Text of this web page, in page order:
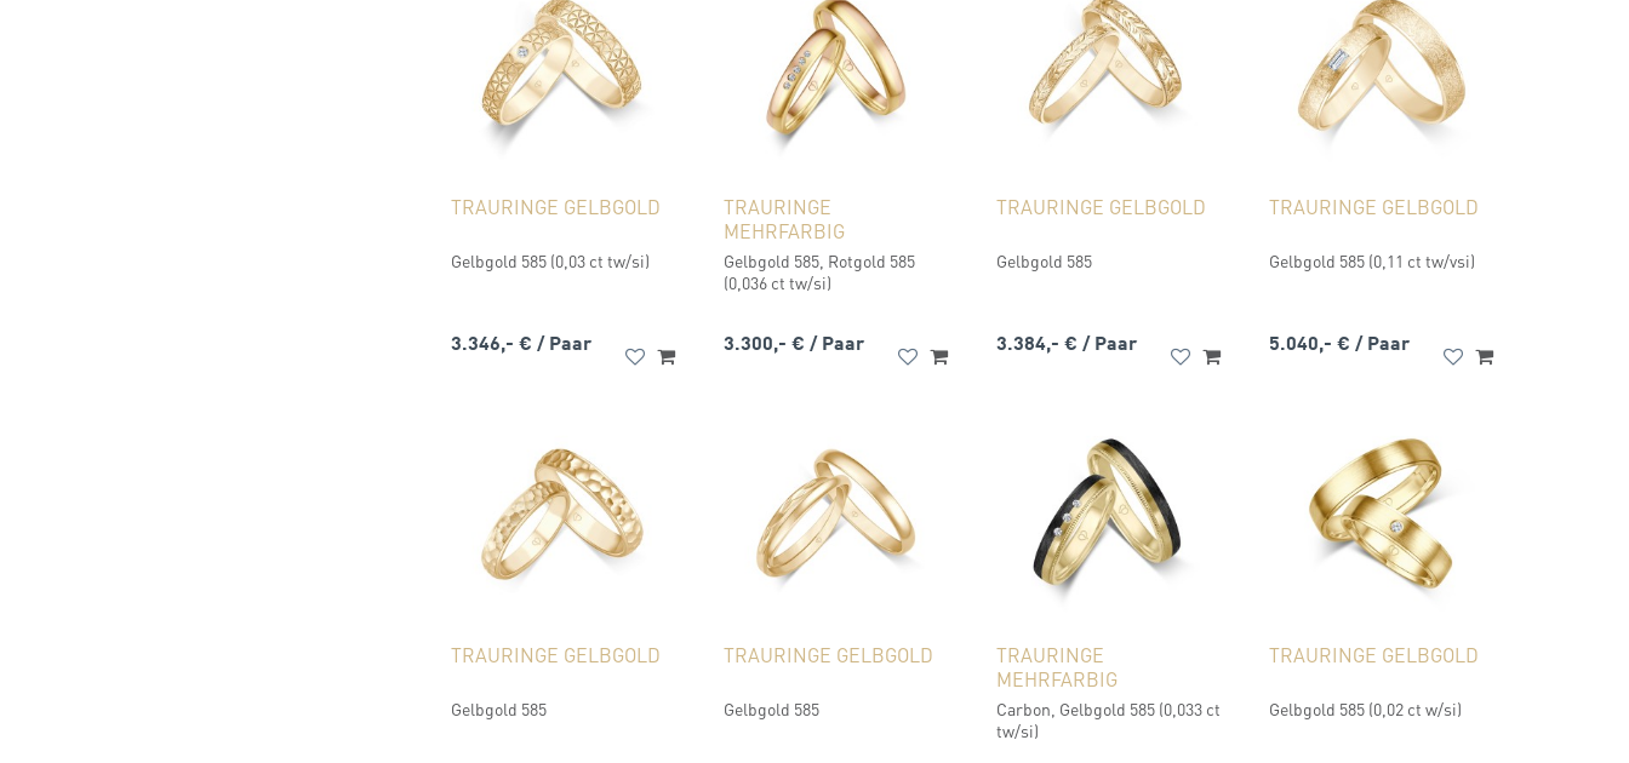
TRAURINGE GELBGOLD
Gelbgold 585 (0,03 ct tw/si)
3.346,- € / Paar
TRAURINGE
MEHRFARBIG
Gelbgold 585, Rotgold 585
(0,036 ct tw/si)
3.300,- € / Paar
TRAURINGE GELBGOLD
Gelbgold 585
3.384,- € / Paar
TRAURINGE GELBGOLD
Gelbgold 585 (0,11 ct tw/vsi)
5.040,- € / Paar
TRAURINGE GELBGOLD
Gelbgold 585
TRAURINGE GELBGOLD
Gelbgold 585
TRAURINGE
MEHRFARBIG
Carbon, Gelbgold 585 (0,033 ct
tw/si)
TRAURINGE GELBGOLD
Gelbgold 585 (0,02 ct w/si)